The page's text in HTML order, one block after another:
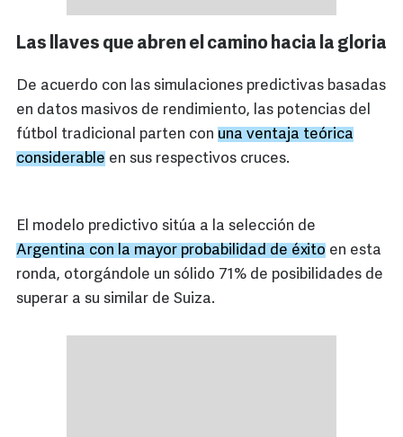
Las llaves que abren el camino hacia la gloria
De acuerdo con las simulaciones predictivas basadas
en datos masivos de rendimiento, las potencias del
fútbol tradicional parten con una ventaja teórica
considerable en sus respectivos cruces.
El modelo predictivo sitúa a la selección de
Argentina con la mayor probabilidad de éxito en esta
ronda, otorgándole un sólido 71% de posibilidades de
superar a su similar de Suiza.